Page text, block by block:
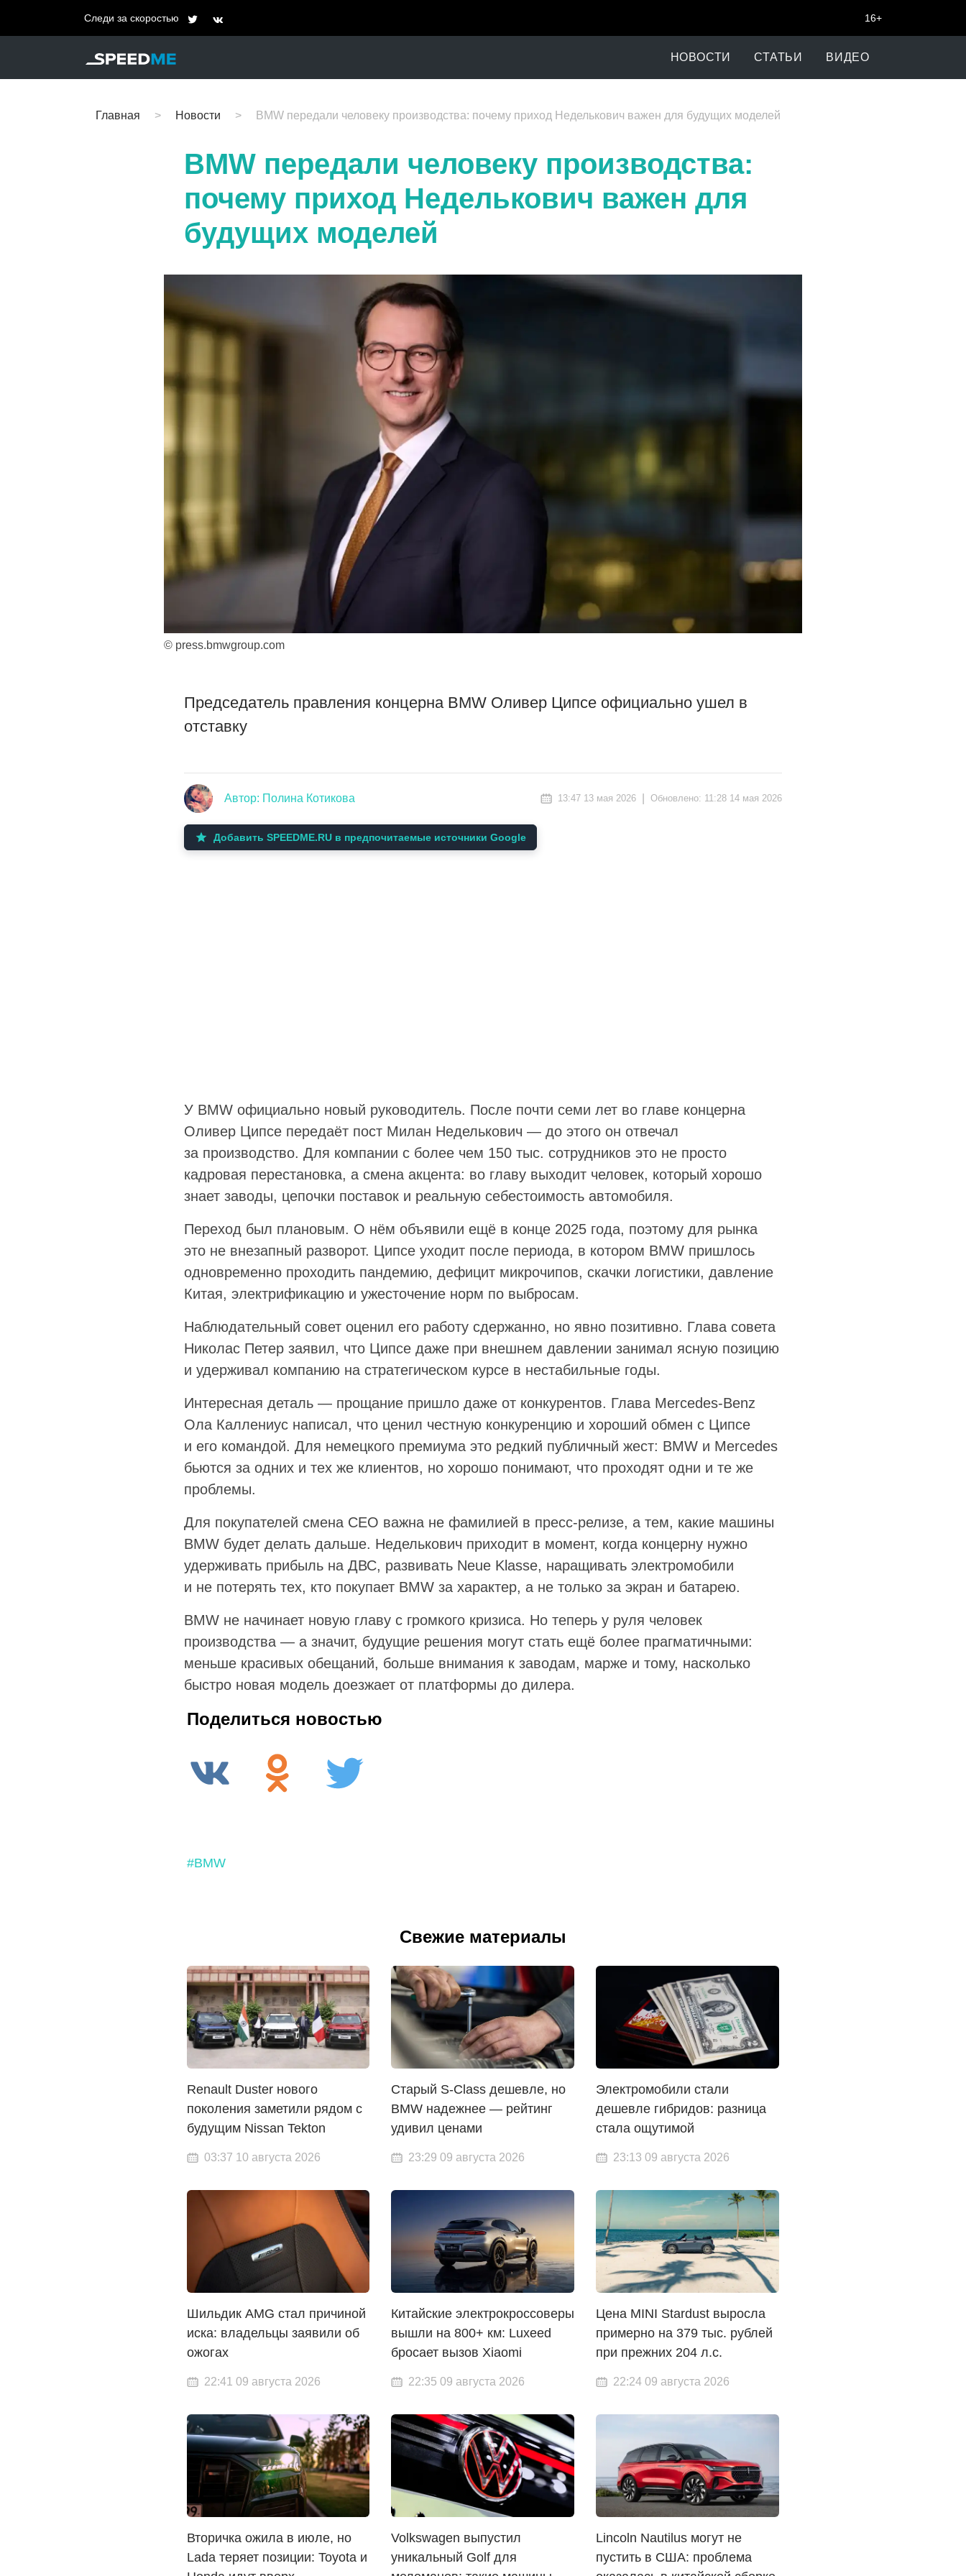
Следи за скоростью 16+
НОВОСТИ СТАТЬИ ВИДЕО
Главная Новости BMW передали человеку производства: почему приход Неделькович важен для будущих моделей
BMW передали человеку производства:
почему приход Неделькович важен для
будущих моделей
© press.bmwgroup.com
Председатель правления концерна BMW Оливер Ципсе официально ушел в
отставку
Автор: Полина Котикова 13:47 13 мая 2026 Обновлено: 11:28 14 мая 2026
Добавить SPEEDME.RU в предпочитаемые источники Google
У BMW официально новый руководитель. После почти семи лет во главе концерна
Оливер Ципсе передаёт пост Милан Неделькович — до этого он отвечал
за производство. Для компании с более чем 150 тыс. сотрудников это не просто
кадровая перестановка, а смена акцента: во главу выходит человек, который хорошо
знает заводы, цепочки поставок и реальную себестоимость автомобиля.
Переход был плановым. О нём объявили ещё в конце 2025 года, поэтому для рынка
это не внезапный разворот. Ципсе уходит после периода, в котором BMW пришлось
одновременно проходить пандемию, дефицит микрочипов, скачки логистики, давление
Китая, электрификацию и ужесточение норм по выбросам.
Наблюдательный совет оценил его работу сдержанно, но явно позитивно. Глава совета
Николас Петер заявил, что Ципсе даже при внешнем давлении занимал ясную позицию
и удерживал компанию на стратегическом курсе в нестабильные годы.
Интересная деталь — прощание пришло даже от конкурентов. Глава Mercedes-Benz
Ола Каллениус написал, что ценил честную конкуренцию и хороший обмен с Ципсе
и его командой. Для немецкого премиума это редкий публичный жест: BMW и Mercedes
бьются за одних и тех же клиентов, но хорошо понимают, что проходят одни и те же
проблемы.
Для покупателей смена CEO важна не фамилией в пресс-релизе, а тем, какие машины
BMW будет делать дальше. Неделькович приходит в момент, когда концерну нужно
удерживать прибыль на ДВС, развивать Neue Klasse, наращивать электромобили
и не потерять тех, кто покупает BMW за характер, а не только за экран и батарею.
BMW не начинает новую главу с громкого кризиса. Но теперь у руля человек
производства — а значит, будущие решения могут стать ещё более прагматичными:
меньше красивых обещаний, больше внимания к заводам, марже и тому, насколько
быстро новая модель доезжает от платформы до дилера.
Поделиться новостью
#BMW
Свежие материалы
Renault Duster нового
поколения заметили рядом с
будущим Nissan Tekton
03:37 10 августа 2026
Старый S-Class дешевле, но
BMW надежнее — рейтинг
удивил ценами
23:29 09 августа 2026
Электромобили стали
дешевле гибридов: разница
стала ощутимой
23:13 09 августа 2026
Шильдик AMG стал причиной
иска: владельцы заявили об
ожогах
22:41 09 августа 2026
Китайские электрокроссоверы
вышли на 800+ км: Luxeed
бросает вызов Xiaomi
22:35 09 августа 2026
Цена MINI Stardust выросла
примерно на 379 тыс. рублей
при прежних 204 л.с.
22:24 09 августа 2026
Вторичка ожила в июле, но
Lada теряет позиции: Toyota и
Volkswagen выпустил
уникальный Golf для
Lincoln Nautilus могут не
пустить в США: проблема